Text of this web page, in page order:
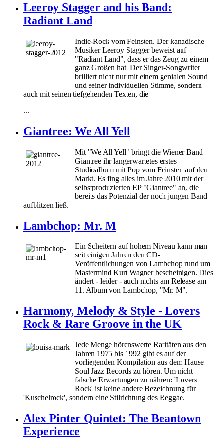
Leeroy Stagger and his Band:
Radiant Land
Indie-Rock vom Feinsten. Der kanadische
Musiker Leeroy Stagger beweist auf
"Radiant Land", dass er das Zeug zu einem
ganz Großen hat. Der Singer-Songwriter
brilliert nicht nur mit einem genialen Sound
und seiner individuellen Stimme, sondern
auch mit seinen tiefgehenden Texten, die
...
Giantree: We All Yell
Mit "We All Yell" bringt die Wiener Band
Giantree ihr langerwartetes erstes
Studioalbum mit Pop vom Feinsten auf den
Markt. Es fing alles im Jahre 2010 mit der
selbstproduzierten EP "Giantree" an, die
bereits das Potenzial der noch jungen Band
aufblitzen ließ.
Lambchop: Mr. M
Ein Scheitern auf hohem Niveau kann man
seit einigen Jahren den CD-
Veröffentlichungen von Lambchop rund um
Mastermind Kurt Wagner bescheinigen. Dies
ändert - leider - auch nichts am Release am
11. Album von Lambchop, "Mr. M".
Harmony, Melody & Style - Lovers
Rock & Rare Groove in the UK
Jede Menge hörenswerte Raritäten aus den
Jahren 1975 bis 1992 gibt es auf der
vorliegenden Kompilation aus dem Hause
Soul Jazz Records zu hören. Um nicht
falsche Erwartungen zu nähren: 'Lovers
Rock' ist keine andere Bezeichnung für
'Kuschelrock', sondern eine Stilrichtung des Reggae.
Alex Pinter Quintet: The Beantown
Experience